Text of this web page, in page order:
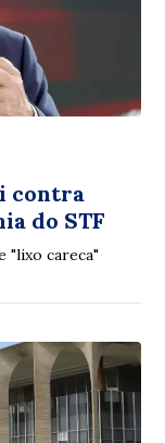
contra
do STF
"lixo careca"